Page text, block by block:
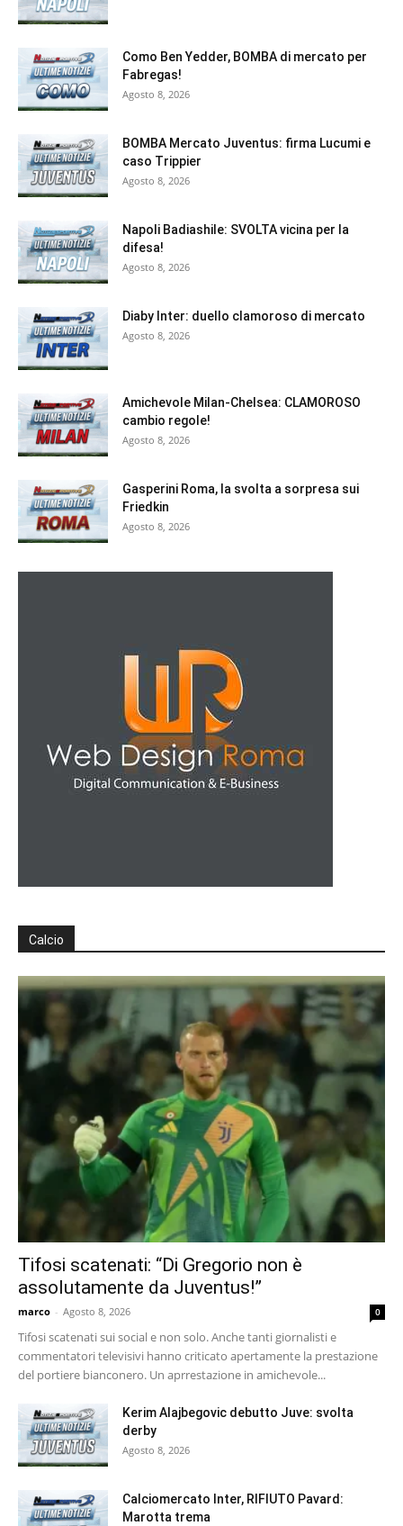
Como Ben Yedder, BOMBA di mercato per
Fabregas!
Agosto 8, 2026
BOMBA Mercato Juventus: firma Lucumi e
caso Trippier
Agosto 8, 2026
Napoli Badiashile: SVOLTA vicina per la
difesa!
Agosto 8, 2026
Diaby Inter: duello clamoroso di mercato
Agosto 8, 2026
Amichevole Milan-Chelsea: CLAMOROSO
cambio regole!
Agosto 8, 2026
Gasperini Roma, la svolta a sorpresa sui
Friedkin
Agosto 8, 2026
Calcio
Tifosi scatenati: “Di Gregorio non è
assolutamente da Juventus!”
marco - Agosto 8, 2026 0
Tifosi scatenati sui social e non solo. Anche tanti giornalisti e
commentatori televisivi hanno criticato apertamente la prestazione
del portiere bianconero. Un aprrestazione in amichevole...
Kerim Alajbegovic debutto Juve: svolta
derby
Agosto 8, 2026
Calciomercato Inter, RIFIUTO Pavard:
Marotta trema